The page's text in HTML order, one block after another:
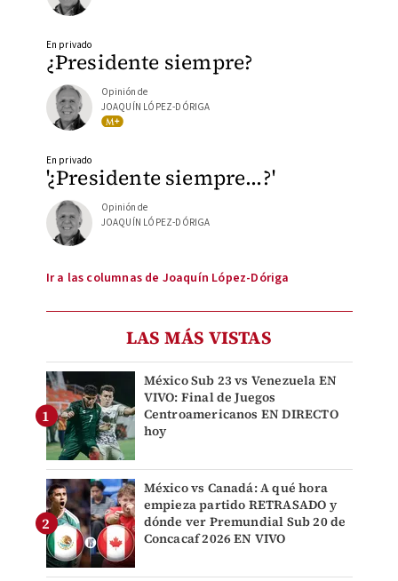
¿Presidente siempre?
En privado
Opinión de
JOAQUÍN LÓPEZ-DÓRIGA
'¿Presidente siempre…?'
En privado
Opinión de
JOAQUÍN LÓPEZ-DÓRIGA
Ir a las columnas de Joaquín López-Dóriga
LAS MÁS VISTAS
México Sub 23 vs Venezuela EN
VIVO: Final de Juegos
Centroamericanos EN DIRECTO
hoy
México vs Canadá: A qué hora
empieza partido RETRASADO y
dónde ver Premundial Sub 20 de
Concacaf 2026 EN VIVO